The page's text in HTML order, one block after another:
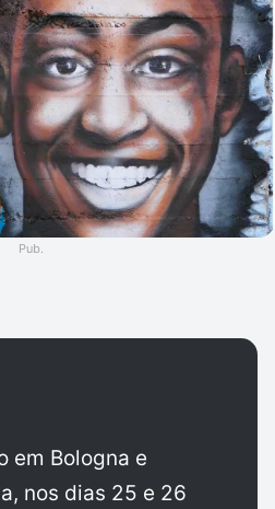
mail
Pub.
em Bologna e
nos dias 25 e 26